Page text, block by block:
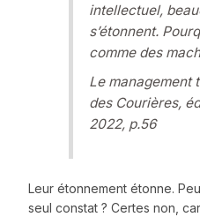
intellectuel,
s’étonnent.
comme des
Le management
des Courières,
2022, p.56
Leur étonnement étonne.
seul constat ? Certes non,